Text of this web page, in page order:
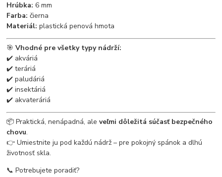
Hrúbka: 6 mm
Farba: čierna
Materiál: plastická penová hmota
🎯Vhodné pre všetky typy nádrží:
✔️ akváriá
✔️ teráriá
✔️ paludáriá
✔️ insektáriá
✔️ akvateráriá
📦 Praktická, nenápadná, aleveľmi dôležitá súčasť bezpečného
chovu.
👉 Umiestnite ju pod každú nádrž – pre pokojný spánok a dlhú
životnosť skla.
📞 Potrebujete poradiť?